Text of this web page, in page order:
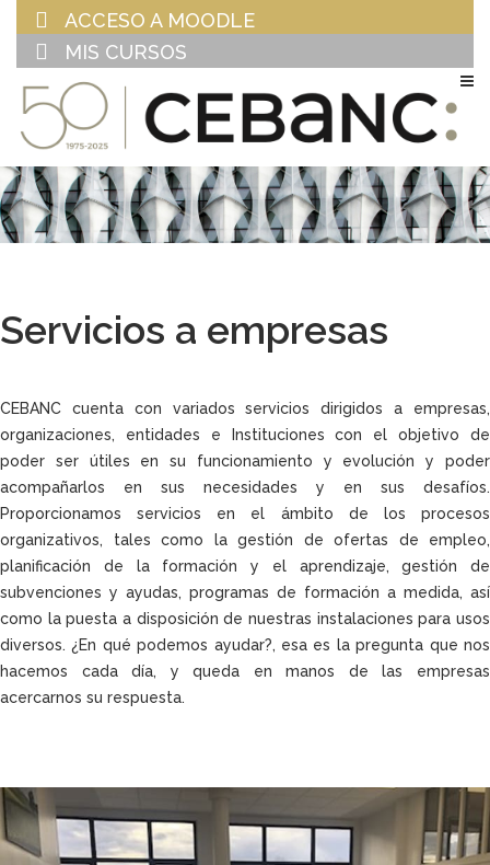
ACCESO A MOODLE
MIS CURSOS
EU ES
Servicios a empresas
CEBANC cuenta con variados servicios dirigidos a empresas,
organizaciones, entidades e Instituciones con el objetivo de
poder ser útiles en su funcionamiento y evolución y poder
acompañarlos en sus necesidades y en sus desafíos.
Proporcionamos servicios en el ámbito de los procesos
organizativos, tales como la gestión de ofertas de empleo,
planificación de la formación y el aprendizaje, gestión de
subvenciones y ayudas, programas de formación a medida, así
como la puesta a disposición de nuestras instalaciones para usos
diversos. ¿En qué podemos ayudar?, esa es la pregunta que nos
hacemos cada día, y queda en manos de las empresas
acercarnos su respuesta.